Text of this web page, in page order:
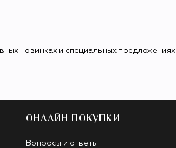
новинках и специальных предложениях
ОНЛАЙН ПОКУПКИ
Вопросы и ответы